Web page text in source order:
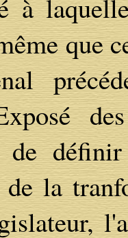
à
que
de
de la